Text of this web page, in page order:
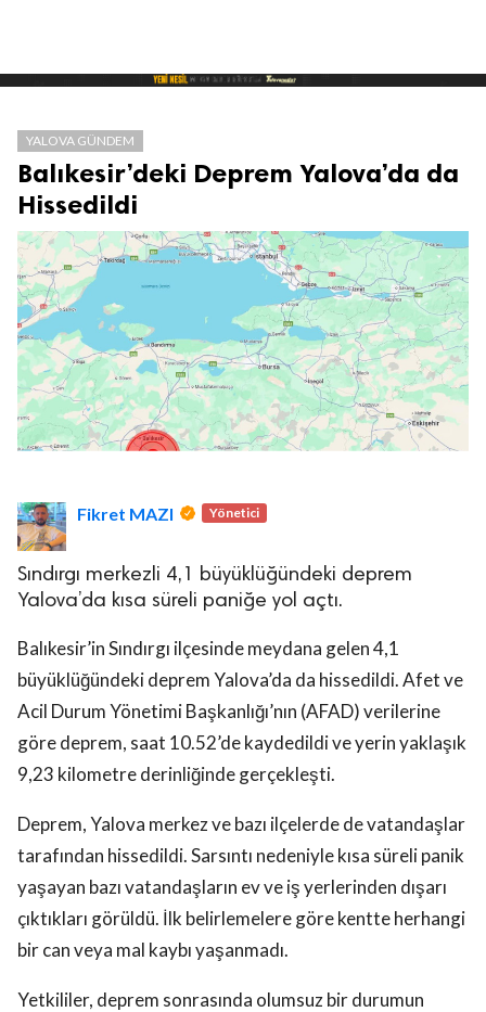
Asayiş
Saklıdır.
YALOVA GÜNDEM
Balıkesir’deki Deprem Yalova’da da
Hissedildi
Fikret MAZI Yönetici
Sındırgı merkezli 4,1 büyüklüğündeki deprem
Yalova’da kısa süreli paniğe yol açtı.
Balıkesir’in Sındırgı ilçesinde meydana gelen 4,1
büyüklüğündeki deprem Yalova’da da hissedildi. Afet ve
Acil Durum Yönetimi Başkanlığı’nın (AFAD) verilerine
göre deprem, saat 10.52’de kaydedildi ve yerin yaklaşık
9,23 kilometre derinliğinde gerçekleşti.
Deprem, Yalova merkez ve bazı ilçelerde de vatandaşlar
tarafından hissedildi. Sarsıntı nedeniyle kısa süreli panik
yaşayan bazı vatandaşların ev ve iş yerlerinden dışarı
çıktıkları görüldü. İlk belirlemelere göre kentte herhangi
bir can veya mal kaybı yaşanmadı.
Yetkililer, deprem sonrasında olumsuz bir durumun